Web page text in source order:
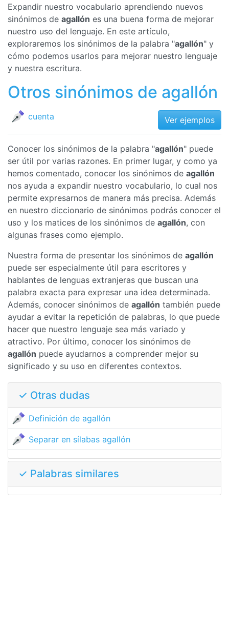
Expandir nuestro vocabulario aprendiendo nuevos
sinónimos de agallón es una buena forma de mejorar
nuestro uso del lenguaje. En este artículo,
exploraremos los sinónimos de la palabra "agallón" y
cómo podemos usarlos para mejorar nuestro lenguaje
y nuestra escritura.
Otros sinónimos de agallón
cuenta Ver ejemplos
Conocer los sinónimos de la palabra "agallón" puede
ser útil por varias razones. En primer lugar, y como ya
hemos comentado, conocer los sinónimos de agallón
nos ayuda a expandir nuestro vocabulario, lo cual nos
permite expresarnos de manera más precisa. Además
en nuestro diccionario de sinónimos podrás conocer el
uso y los matices de los sinónimos de agallón, con
algunas frases como ejemplo.
Nuestra forma de presentar los sinónimos de agallón
puede ser especialmente útil para escritores y
hablantes de lenguas extranjeras que buscan una
palabra exacta para expresar una idea determinada.
Además, conocer sinónimos de agallón también puede
ayudar a evitar la repetición de palabras, lo que puede
hacer que nuestro lenguaje sea más variado y
atractivo. Por último, conocer los sinónimos de
agallón puede ayudarnos a comprender mejor su
significado y su uso en diferentes contextos.
✓ Otras dudas
Definición de agallón
Separar en sílabas agallón
✓ Palabras similares